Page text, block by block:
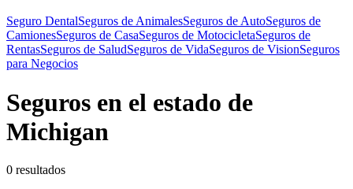
Seguro DentalSeguros de AnimalesSeguros de AutoSeguros de
CamionesSeguros de CasaSeguros de MotocicletaSeguros de
RentasSeguros de SaludSeguros de VidaSeguros de VisionSeguros
para Negocios
Seguros en el estado de
Michigan
0 resultados